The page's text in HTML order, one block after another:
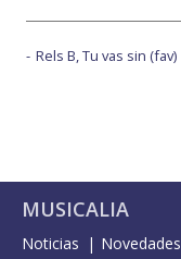
Rels B, Tu vas sin (fav)
MUSICALIA
Noticias Novedades